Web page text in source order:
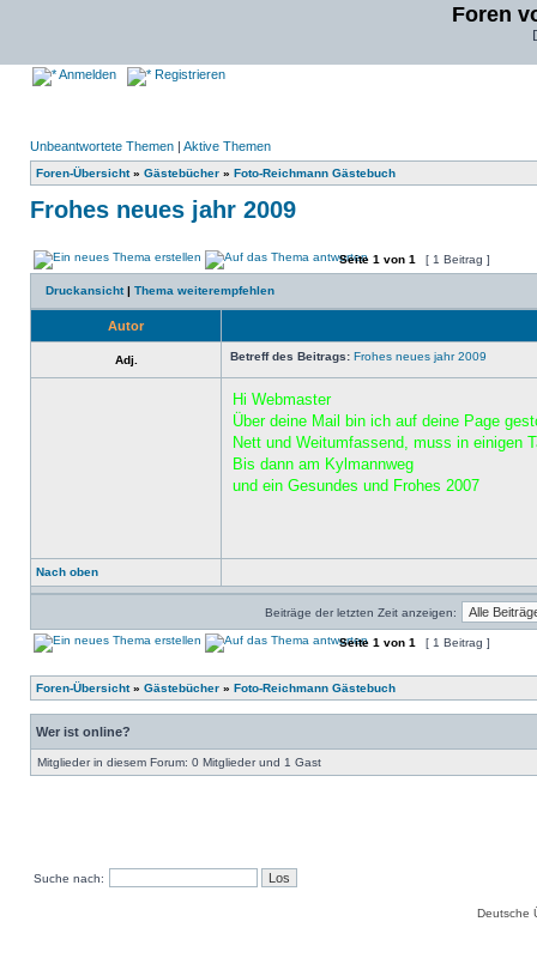
Foren
Anmelden Registrieren
Unbeantwortete Themen | Aktive Themen
Foren-Übersicht» Gästebücher » Foto-Reichmann Gästebuch
Frohes neues jahr 2009
Seite 1 von 1 [ 1 Beitrag ]
Druckansicht| Thema weiterempfehlen
Autor
Adj. Betreff des Beitrags: Frohes neues jahr 2009
Hi Webmaster
Über deine Mail bin ich auf deine Page
Nett und Weitumfassend, muss in einigen
Bis dann am Kylmannweg
und ein Gesundes und Frohes 2007
Nach oben
Beiträge der letzten Zeit anzeigen:
Seite 1 von 1 [ 1 Beitrag ]
Foren-Übersicht» Gästebücher » Foto-Reichmann Gästebuch
Wer ist online?
Mitglieder in diesem Forum: 0 Mitglieder und 1 Gast
Suche nach:
Deutsche